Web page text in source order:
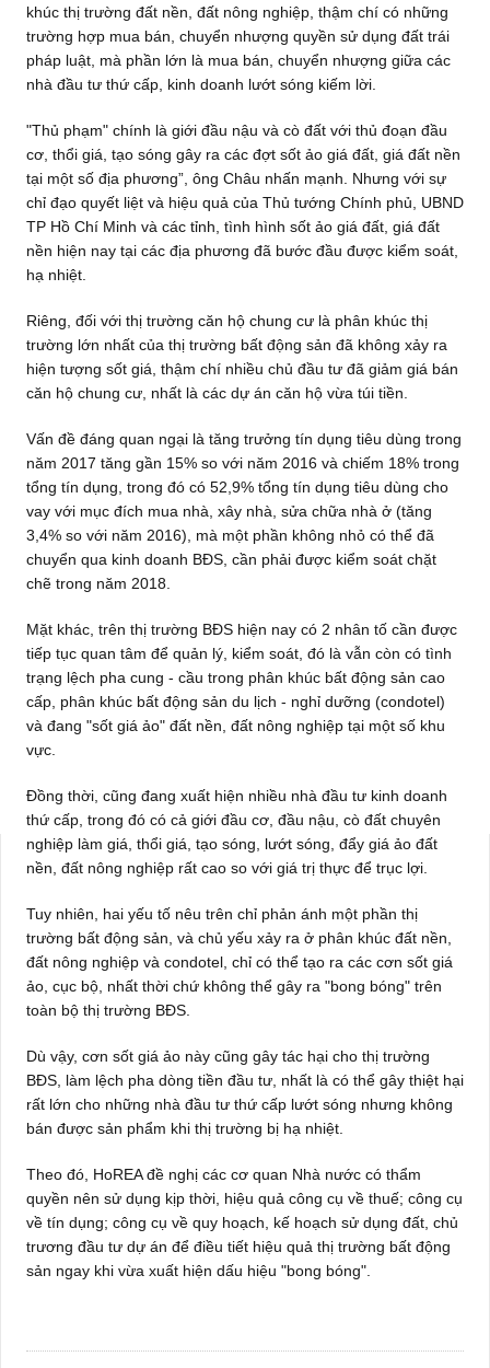
khúc thị trường đất nền, đất nông nghiệp, thậm chí có những
trường hợp mua bán, chuyển nhượng quyền sử dụng đất trái
pháp luật, mà phần lớn là mua bán, chuyển nhượng giữa các
nhà đầu tư thứ cấp, kinh doanh lướt sóng kiếm lời.
"Thủ phạm" chính là giới đầu nậu và cò đất với thủ đoạn đầu
cơ, thổi giá, tạo sóng gây ra các đợt sốt ảo giá đất, giá đất nền
tại một số địa phương”, ông Châu nhấn mạnh. Nhưng với sự
chỉ đạo quyết liệt và hiệu quả của Thủ tướng Chính phủ, UBND
TP Hồ Chí Minh và các tỉnh, tình hình sốt ảo giá đất, giá đất
nền hiện nay tại các địa phương đã bước đầu được kiểm soát,
hạ nhiệt.
Riêng, đối với thị trường căn hộ chung cư là phân khúc thị
trường lớn nhất của thị trường bất động sản đã không xảy ra
hiện tượng sốt giá, thậm chí nhiều chủ đầu tư đã giảm giá bán
căn hộ chung cư, nhất là các dự án căn hộ vừa túi tiền.
Vấn đề đáng quan ngại là tăng trưởng tín dụng tiêu dùng trong
năm 2017 tăng gần 15% so với năm 2016 và chiếm 18% trong
tổng tín dụng, trong đó có 52,9% tổng tín dụng tiêu dùng cho
vay với mục đích mua nhà, xây nhà, sửa chữa nhà ở (tăng
3,4% so với năm 2016), mà một phần không nhỏ có thể đã
chuyển qua kinh doanh BĐS, cần phải được kiểm soát chặt
chẽ trong năm 2018.
Mặt khác, trên thị trường BĐS hiện nay có 2 nhân tố cần được
tiếp tục quan tâm để quản lý, kiểm soát, đó là vẫn còn có tình
trạng lệch pha cung - cầu trong phân khúc bất động sản cao
cấp, phân khúc bất động sản du lịch - nghỉ dưỡng (condotel)
và đang "sốt giá ảo" đất nền, đất nông nghiệp tại một số khu
vực.
Đồng thời, cũng đang xuất hiện nhiều nhà đầu tư kinh doanh
thứ cấp, trong đó có cả giới đầu cơ, đầu nậu, cò đất chuyên
nghiệp làm giá, thổi giá, tạo sóng, lướt sóng, đẩy giá ảo đất
nền, đất nông nghiệp rất cao so với giá trị thực để trục lợi.
Tuy nhiên, hai yếu tố nêu trên chỉ phản ánh một phần thị
trường bất động sản, và chủ yếu xảy ra ở phân khúc đất nền,
đất nông nghiệp và condotel, chỉ có thể tạo ra các cơn sốt giá
ảo, cục bộ, nhất thời chứ không thể gây ra "bong bóng" trên
toàn bộ thị trường BĐS.
Dù vậy, cơn sốt giá ảo này cũng gây tác hại cho thị trường
BĐS, làm lệch pha dòng tiền đầu tư, nhất là có thể gây thiệt hại
rất lớn cho những nhà đầu tư thứ cấp lướt sóng nhưng không
bán được sản phẩm khi thị trường bị hạ nhiệt.
Theo đó, HoREA đề nghị các cơ quan Nhà nước có thẩm
quyền nên sử dụng kịp thời, hiệu quả công cụ về thuế; công cụ
về tín dụng; công cụ về quy hoạch, kế hoạch sử dụng đất, chủ
trương đầu tư dự án để điều tiết hiệu quả thị trường bất động
sản ngay khi vừa xuất hiện dấu hiệu "bong bóng".